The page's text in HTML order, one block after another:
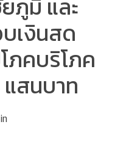
ภูมิ และ
เงินสด
ภคบริโภค
สนบาท